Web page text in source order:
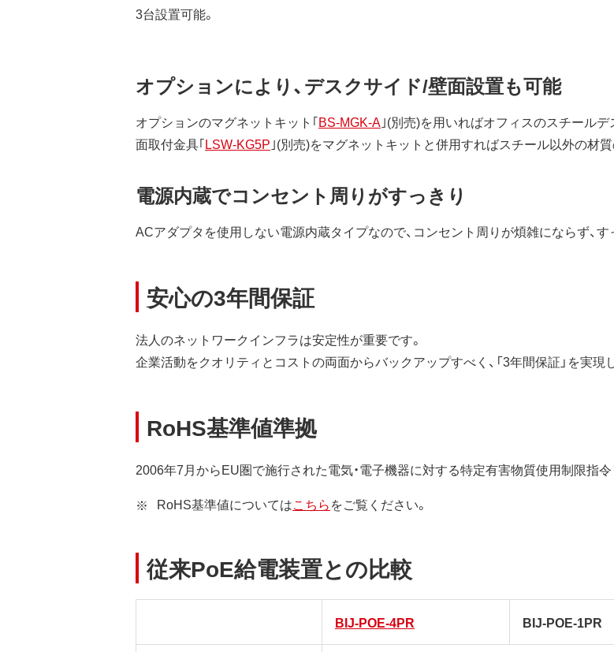
3台設置可能。
オプションにより、デスクサイド/壁面設置も可能
オプションのマグネットキット｢BS-MGK-A｣(別売)を用いればオフィスのスチール
面取付金具｢LSW-KG5P ｣(別売)をマグネットキットと併用すればスチール以外の材
電源内蔵でコンセント周りがすっきり
ACアダプタを使用しない電源内蔵タイプなので、コンセント周りが煩雑にならず、す
安心の3年間保証
法人のネットワークインフラは安定性が重要です。
企業活動をクオリティとコストの両面からバックアップすべく、「3年間保証」を実現
RoHS基準値準拠
2006年7月からEU圏で施行された電気・電子機器に対する特定有害物質使用制限指令
RoHS基準値についてはこちらをご覧ください。
従来PoE給電装置との比較
BIJ-POE-4PR BIJ-POE-1PR